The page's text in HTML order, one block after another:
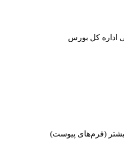
کل بورس
(فرم‌های پیوست)